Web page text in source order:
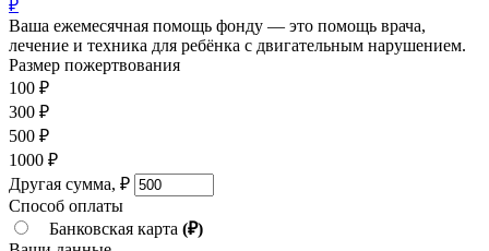
₽
Ваша ежемесячная помощь фонду — это помощь врача,
лечение и техника для ребёнка c двигательным нарушением.
Размер пожертвования
100 ₽
300 ₽
500 ₽
1000 ₽
Другая сумма, ₽
Способ оплаты
Банковская карта (₽)